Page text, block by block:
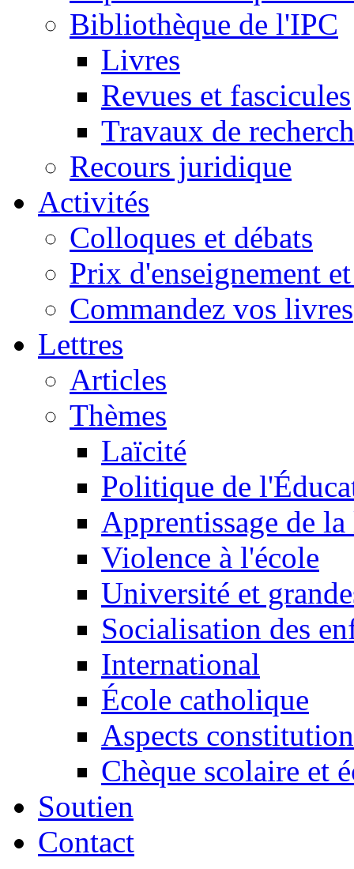
Bibliothèque de l'IPC
Livres
Revues et fascicules
Travaux de
Recours juridique
Activités
Colloques et débats
Prix d'enseignement
Commandez vos livres
Lettres
Articles
Thèmes
Laïcité
Politique de
Apprentissage de
Violence à l'école
Université et
Socialisation des
International
École catholique
Aspects
Chèque scolaire et
Soutien
Contact